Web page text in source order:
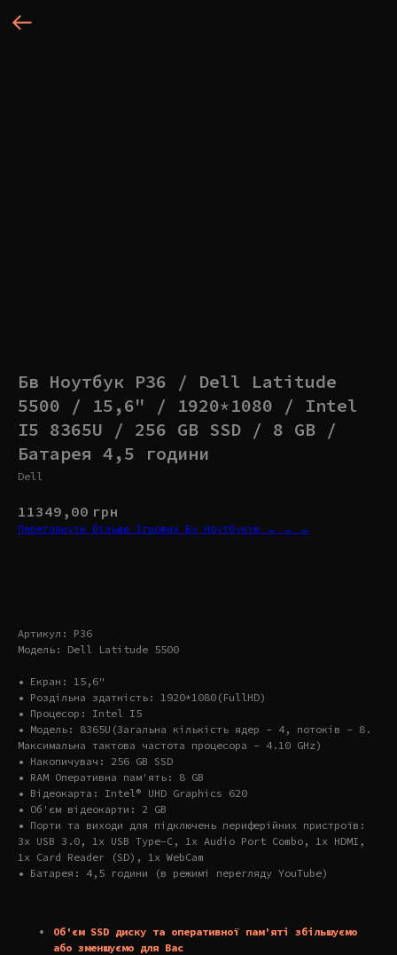
Бв Ноутбук P36 / Dell Latitude
5500 / 15,6" / 1920*1080 / Intel
I5 8365U / 256 GB SSD / 8 GB /
Батарея 4,5 години
Dell
11349,00 грн
Переглянути більше Ігрових Бу Ноутбуків → → →
Артикул: P36
Модель: Dell Latitude 5500
• Екран: 15,6"
• Роздільна здатність: 1920*1080(FullHD)
• Процесор: Intel I5
• Модель: 8365U(Загальна кількість ядер – 4, потоків – 8.
Максимальна тактова частота процесора – 4.10 GHz)
• Накопичувач: 256 GB SSD
• RAM Оперативна пам'ять: 8 GB
• Відеокарта: Intel® UHD Graphics 620
• Об'єм відеокарти: 2 GB
• Порти та виходи для підключень периферійних пристроїв:
3x USB 3.0, 1x USB Type-C, 1x Audio Port Combo, 1x HDMI,
1x Card Reader (SD), 1x WebCam
• Батарея: 4,5 години (в режимі перегляду YouTube)
Об'єм SSD диску та оперативної пам'яті збільшуємо
або зменшуємо для Вас